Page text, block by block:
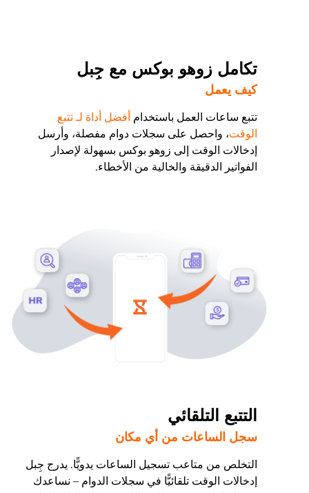
تكامل زوهو بوكس مع جِبل
كيف يعمل
تتبع ساعات العمل باستخدام أفضل أداة لـ تتبع
الوقت، واحصل على سجلات دوام مفصلة، وأرسل
إدخالات الوقت إلى زوهو بوكس بسهولة لإصدار
الفواتير الدقيقة والخالية من الأخطاء.
التتبع التلقائي
سجل الساعات من أي مكان
التخلص من متاعب تسجيل الساعات يدويًّا. يدرج جِبل
إدخالات الوقت تلقائيًّا في سجلات الدوام – نساعدك